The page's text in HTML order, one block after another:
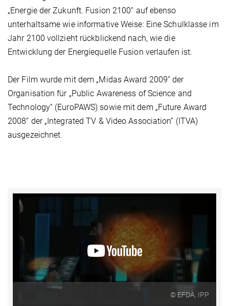
„Energie der Zukunft. Fusion 2100“ auf ebenso
unterhaltsame wie informative Weise: Eine Schulklasse im
Jahr 2100 vollzieht rückblickend nach, wie die
Entwicklung der Energiequelle Fusion verlaufen ist.
Der Film wurde mit dem „Midas Award 2009“ der
Organisation für „Public Awareness of Science and
Technology“ (EuroPAWS) sowie mit dem „Future Award
2008“ der „Integrated TV & Video Association“ (ITVA)
ausgezeichnet.
© EFDA, IPP